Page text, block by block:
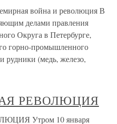
война и революция В
делами правления
Округа в Петербурге,
горно-промышленного
рудники (медь, железо,
РЕВОЛЮЦИЯ
Утром 10 января